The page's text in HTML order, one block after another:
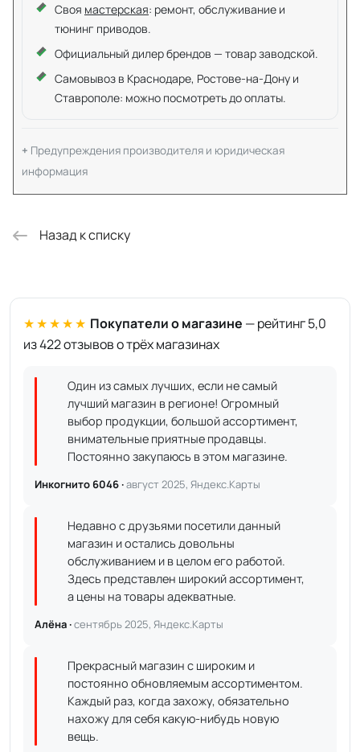
Своя мастерская: ремонт, обслуживание и
тюнинг приводов.
Официальный дилер брендов — товар заводской.
Самовывоз в Краснодаре, Ростове-на-Дону и
Ставрополе: можно посмотреть до оплаты.
Предупреждения производителя и юридическая
информация
Назад к списку
★★★★★ Покупатели о магазине — рейтинг 5,0
из 422 отзывов о трёх магазинах
Один из самых лучших, если не самый
лучший магазин в регионе! Огромный
выбор продукции, большой ассортимент,
внимательные приятные продавцы.
Постоянно закупаюсь в этом магазине.
Инкогнито 6046 ·август 2025, Яндекс.Карты
Недавно с друзьями посетили данный
магазин и остались довольны
обслуживанием и в целом его работой.
Здесь представлен широкий ассортимент,
а цены на товары адекватные.
Алёна ·сентябрь 2025, Яндекс.Карты
Прекрасный магазин с широким и
постоянно обновляемым ассортиментом.
Каждый раз, когда захожу, обязательно
нахожу для себя какую-нибудь новую
вещь.